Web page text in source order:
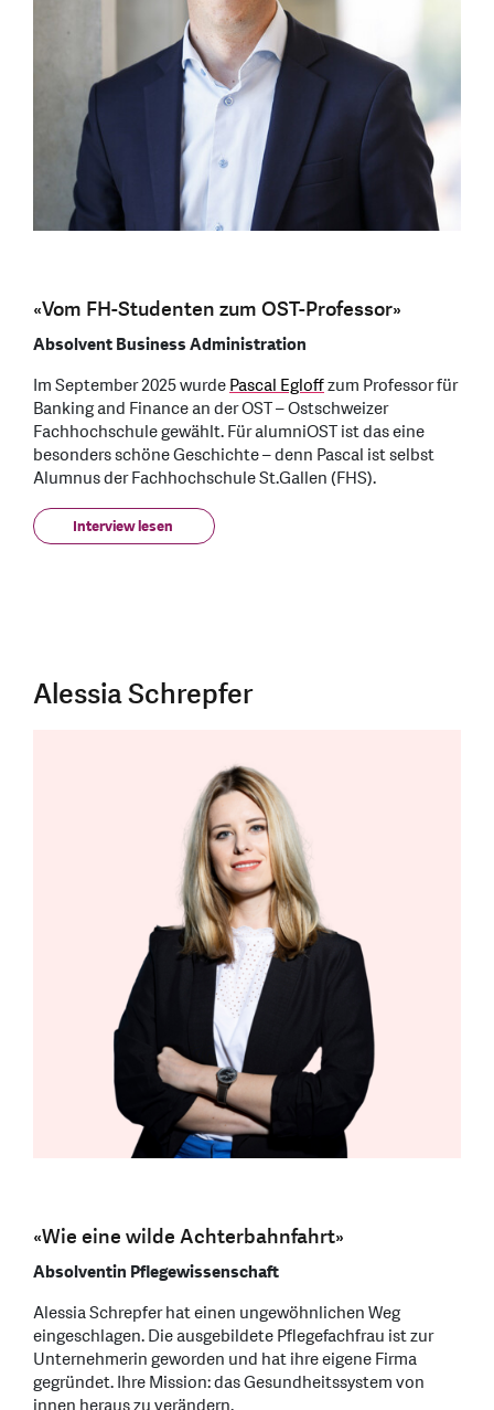
«Vom FH-Studenten zum OST-Professor»
Absolvent Business Administration
Im September 2025 wurdePascal Egloffzum Professor für
Banking and Finance an der OST – Ostschweizer
Fachhochschule gewählt. Für alumniOST ist das eine
besonders schöne Geschichte – denn Pascal ist selbst
Alumnus der Fachhochschule St.Gallen (FHS).
Interview lesen
Alessia Schrepfer
«Wie eine wilde Achterbahnfahrt»
Absolventin Pflegewissenschaft
Alessia Schrepfer hat einen ungewöhnlichen Weg
eingeschlagen. Die ausgebildete Pflegefachfrau ist zur
Unternehmerin geworden und hat ihre eigene Firma
gegründet. Ihre Mission: das Gesundheitssystem von